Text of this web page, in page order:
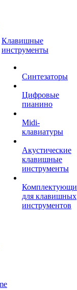
Клавишные
инструменты
Синтезаторы
Цифровые
пианино
Midi-
клавиатуры
Акустические
клавишные
инструменты
для клавишных
инструментов